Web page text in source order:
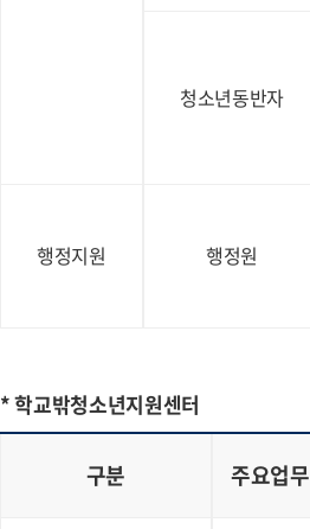
청소년동반자
행정지원 행정원
* 학교밖청소년지원센터
구분 주요업무